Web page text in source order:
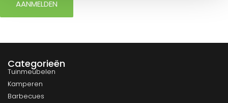
AANMELDEN
Categorieën
Tuinmeubelen
Kamperen
Barbecues